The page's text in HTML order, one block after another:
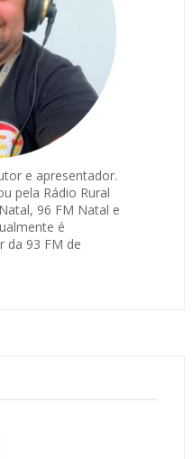
e apresentador.
pela Rádio Rural
96 FM Natal e
é
da 93 FM de